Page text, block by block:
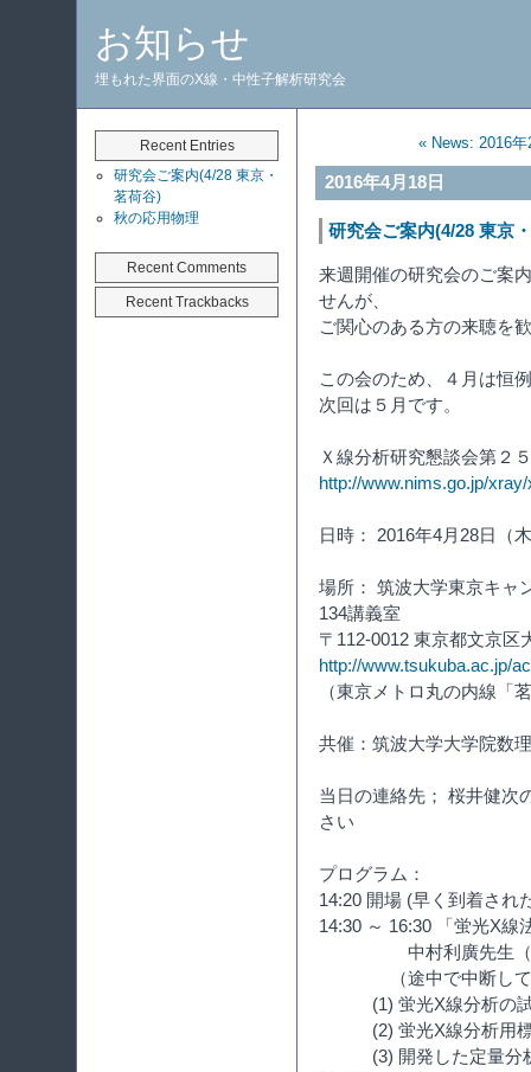
お知らせ
埋もれた界面のX線・中性子解析研究会
« News: 2016年
2016年4月18日
研究会ご案内(4/28 東京
来週開催の研究会のご案
せんが、
ご関心のある方の来聴を
この会のため、４月は恒
次回は５月です。
Ｘ線分析研究懇談会第２
http://www.nims.go.jp/
日時： 2016年4月28日（
場所： 筑波大学東京キャ
134講義室
〒112-0012 東京都文京区
http://www.tsukuba.ac.jp/
（東京メトロ丸の内線「
共催：筑波大学大学院数
当日の連絡先； 桜井健次
さい
プログラム：
14:20 開場 (早く到着され
14:30 ～ 16:30 「蛍光X線
中村利廣先生（明
（途中で中断して10
(1) 蛍光X線分析の試
(2) 蛍光X線分析用標
(3) 開発した定量分
Recent Entries
研究会ご案内(4/28 東京・
茗荷谷)
秋の応用物理
Recent Comments
Recent Trackbacks